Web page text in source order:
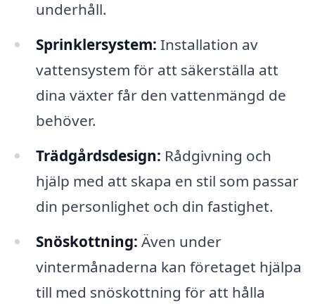
underhåll.
Sprinklersystem: Installation av
vattensystem för att säkerställa att
dina växter får den vattenmängd de
behöver.
Trädgårdsdesign: Rådgivning och
hjälp med att skapa en stil som passar
din personlighet och din fastighet.
Snöskottning: Även under
vintermånaderna kan företaget hjälpa
till med snöskottning för att hålla